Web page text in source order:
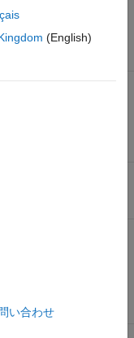
(English)
い合わせ